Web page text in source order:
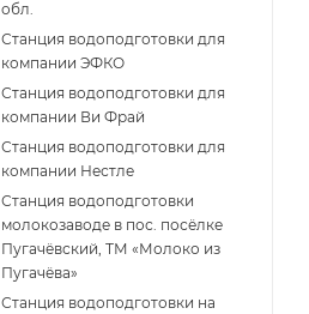
обл.
Станция водоподготовки для
компании ЭФКО
Станция водоподготовки для
компании Ви Фрай
Станция водоподготовки для
компании Нестле
Станция водоподготовки
молокозаводе в пос. посёлке
Пугачёвский, ТМ «Молоко из
Пугачёва»
Станция водоподготовки на